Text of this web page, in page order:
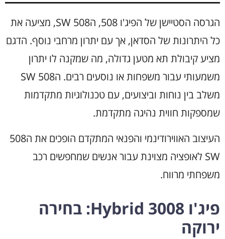
הגרסה הסטיישן של הפיג'ו 508, ה508 SW, מציעה את
כל היתרונות של הסדאן, אך עם יתרון מרחבי נוסף. הדגם
מציע קיבולת תא מטען גדולה, מה שמקנה לו יתרון
משמעותי עבור משפחות או נוסעים רבים. ה508 SW
משלב בין נוחות וביצועים, עם טכנולוגיות מתקדמות
שמספקות חווית נהיגה מתקדמת.
העיצוב האווירודינמי והפנאי המתקדם הופכים את ה508
SW לאופציה מצוינת עבור אנשים שמחפשים רכב
משפחתי מרווח.
פיג'ו 3008 Hybrid: בחירה
ירוקה